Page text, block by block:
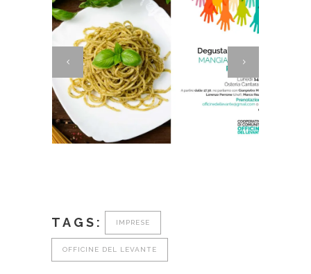
TAGS: IMPRESE
OFFICINE DEL LEVANTE